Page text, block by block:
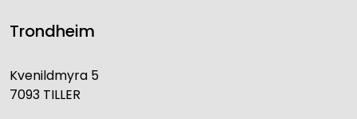
Trondheim
Kvenildmyra 5
7093 TILLER